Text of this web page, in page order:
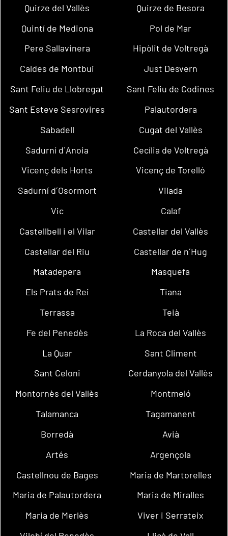
Quirze del Vallès
Quirze de Besora
Quintí de Mediona
Pol de Mar
Pere Sallavinera
Hipòlit de Voltregà
Caldes de Montbui
Just Desvern
Sant Feliu de Llobregat
Sant Feliu de Codines
Sant Esteve Sesrovires
Palautordera
Sabadell
Cugat del Vallès
Sadurní d´Anoia
Cecília de Voltregà
Vicenç dels Horts
Vicenç de Torelló
Sadurní d´Osormort
Vilada
Vic
Calaf
Castellbell i el Vilar
Castellar del Vallès
Castellar del Riu
Castellar de n´Hug
Matadepera
Masquefa
Els Prats de Rei
Tiana
Terrassa
Teià
Fe del Penedès
La Roca del Vallès
La Quar
Sant Climent
Sant Celoni
Cerdanyola del Vallès
Montornès del Vallès
Montmeló
Talamanca
Tagamanent
Borredà
Avià
Artés
Argençola
Castellnou de Bages
Maria de Martorelles
Maria de Palautordera
Maria de Miralles
Maria de Merlès
Viver i Serrateix